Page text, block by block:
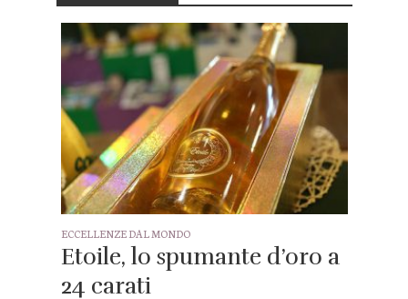
ECCELLENZE DAL MONDO
Etoile, lo spumante d’oro a
24 carati